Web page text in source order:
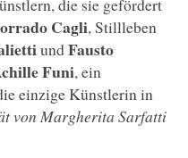
Cagli, Stillleben
undFausto
Funi, ein
einzige Künstlerin in
von Margherita Sarfatti